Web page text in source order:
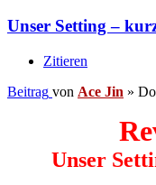
Unser Setting –
Zitieren
Beitrag von Ace Jin »
Unser